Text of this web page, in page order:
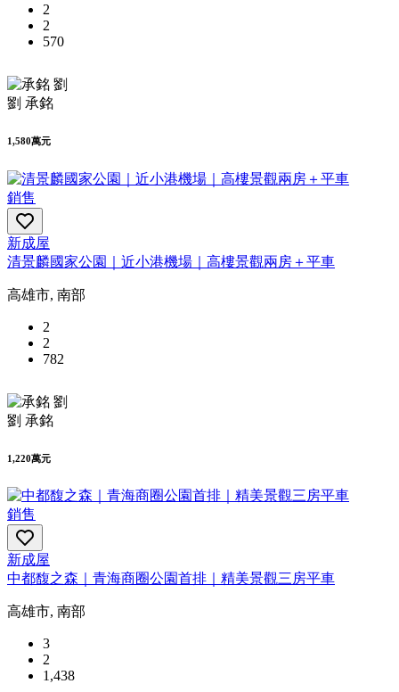
2
2
570
劉 承銘
1,580萬元
銷售
新成屋
清景麟國家公園｜近小港機場｜高樓景觀兩房＋平車
高雄市, 南部
2
2
782
劉 承銘
1,220萬元
銷售
新成屋
中都馥之森｜青海商圈公園首排｜精美景觀三房平車
高雄市, 南部
3
2
1,438